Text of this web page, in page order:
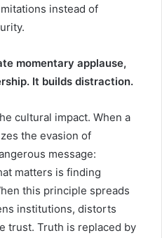
instead of
momentary applause,
It builds distraction.
cultural impact. When a
the evasion of
message:
matters is finding
this principle spreads
institutions, distorts
trust. Truth is replaced by